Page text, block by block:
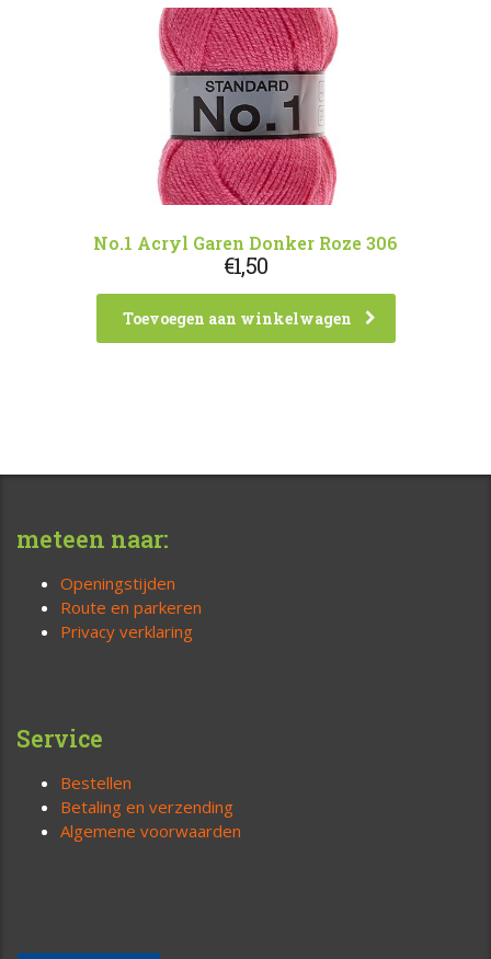
No.1 Acryl Garen Donker Roze 306
€1,50
Toevoegen aan winkelwagen
meteen naar:
Openingstijden
Route en parkeren
Privacy verklaring
Service
Bestellen
Betaling en verzending
Algemene voorwaarden